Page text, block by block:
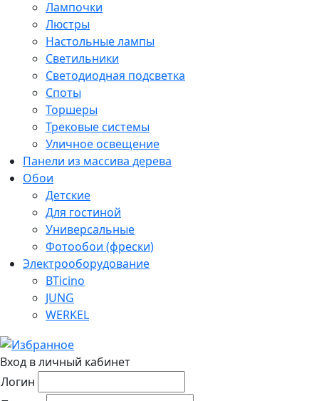
Лампочки
Люстры
Настольные лампы
Светильники
Светодиодная подсветка
Споты
Торшеры
Трековые системы
Уличное освещение
Панели из массива дерева
Обои
Детские
Для гостиной
Универсальные
Фотообои (фрески)
Электрооборудование
BTicino
JUNG
WERKEL
Вход в личный кабинет
Логин